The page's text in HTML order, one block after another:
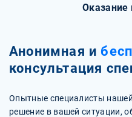
Анонимная и
консультация
Опытные специалисты
решение в вашей ситуации,